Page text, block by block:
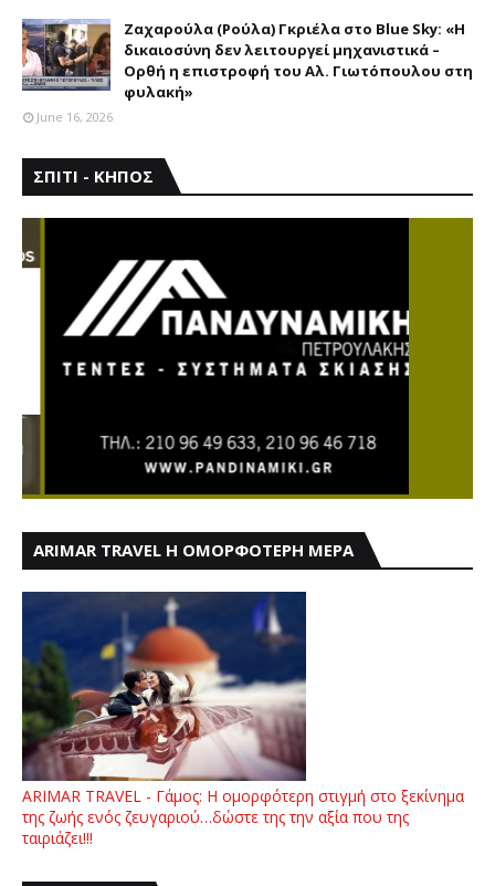
Ζαχαρούλα (Ρούλα) Γκριέλα στο Blue Sky: «Η
δικαιοσύνη δεν λειτουργεί μηχανιστικά –
Ορθή η επιστροφή του Αλ. Γιωτόπουλου στη
φυλακή»
June 16, 2026
ΣΠΙΤΙ - ΚΗΠΟΣ
ARIMAR TRAVEL Η ΟΜΟΡΦΟΤΕΡΗ ΜΕΡΑ
ARIMAR TRAVEL - Γάμος: Η ομορφότερη στιγμή στο ξεκίνημα
της ζωής ενός ζευγαριού…δώστε της την αξία που της
ταιριάζει!!!